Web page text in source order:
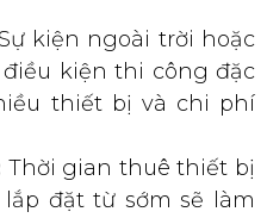
Sự kiện ngoài trời hoặc
kiện thi công đặc
thiết bị và chi phí
Thời gian thuê thiết bị
đặt từ sớm sẽ làm